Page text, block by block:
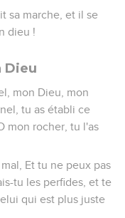
sa marche, et il se
dieu !
Dieu
mon Dieu, mon
tu as établi ce
mon rocher, tu l'as
Et tu ne peux pas
tu les perfides, et te
qui est plus juste